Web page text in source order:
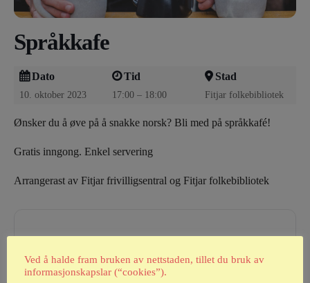
Språkkafe
Dato
10. oktober 2023
Tid
17:00 – 18:00
Stad
Fitjar folkebibliotek
Ønsker du å øve på å snakke norsk? Bli med på språkkafé!
Gratis inngong. Enkel servering
Arrangerast av Fitjar frivilligsentral og Fitjar folkebibliotek
+ Add to Google Calendar
Ved å halde fram bruken av nettstaden, tillet du bruk av
informasjonskapslar (“cookies”).